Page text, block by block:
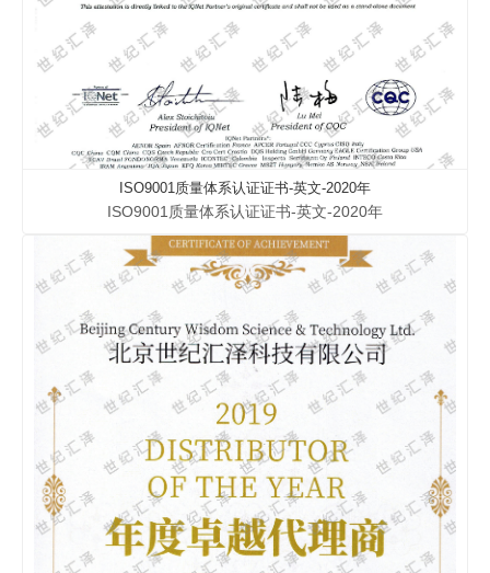
ISO9001质量体系认证证书-英文-2020年
ISO9001质量体系认证证书-英文-2020年